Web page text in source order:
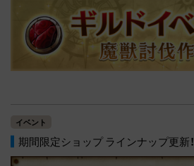
イベント
期間限定ショップ ラインナップ更新！